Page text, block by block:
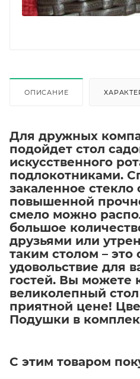
ОПИСАНИЕ
Для дружных
подойдет стол
искусственного
подлокотниками.
закаленное стекло
повышенной
смело можно
большое
друзьями или
таким столом –
удовольствие для
гостей. Вы можете
великолепный
приятной цене!
Подушки в
С этим товаром